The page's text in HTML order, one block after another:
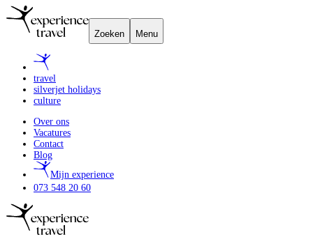
Zoeken Menu
travel
silverjet holidays
culture
Over ons
Vacatures
Contact
Blog
Mijn experience
073 548 20 60